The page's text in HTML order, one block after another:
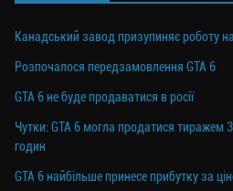
Канадський завод призупиняє роботу
Розпочалося передзамовлення GTA 6
GTA 6 не буде продаватися в росії
Чутки: GTA 6 могла продатися тиражем
годин
GTA 6 найбільше принесе прибутку за